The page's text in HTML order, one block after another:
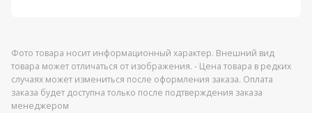
Фото товара носит информационный характер. Внешний вид
товара может отличаться от изображения. - Цена товара в редких
случаях может измениться после оформления заказа. Оплата
заказа будет доступна только после подтверждения заказа
менеджером